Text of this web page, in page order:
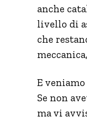
anche
livello di
che
E
Se non
ma vi